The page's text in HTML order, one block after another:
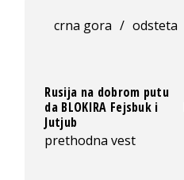
crna gora / odsteta
Rusija na dobrom putu
da BLOKIRA Fejsbuk i
Jutjub
prethodna vest